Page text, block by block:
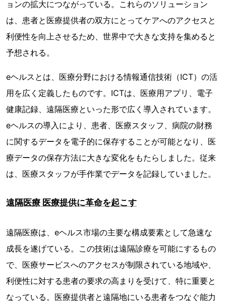
ョンの拡大につながっている。これらのソリューション
は、患者と医療提供者の双方にとってケアへのアクセスと
利便性を向上させるため、世界中で大きな支持を集めると
予想される。
eヘルスとは、医療分野における情報通信技術（ICT）の活
用を広く定義したものです。ICTは、医療用アプリ、電子
健康記録、遠隔医療といった形で広く導入されています。
eヘルスの導入により、患者、医療スタッフ、病院の財務
に関するデータを電子的に保存することが可能となり、医
療データの保存方法に大きな変化をもたらしました。従来
は、医療スタッフが手作業でデータを記録していました。
遠隔医療 医療提供に革命を起こす
遠隔医療は、eヘルス市場の主要な構成要素として急速な
成長を遂げている。この技術は遠隔診療を可能にするもの
で、医療サービスへのアクセスが制限されている地域や、
利便性に対する患者の要求の高まりを受けて、特に重要と
なっている。医療提供者と遠隔地にいる患者をつなぐ能力